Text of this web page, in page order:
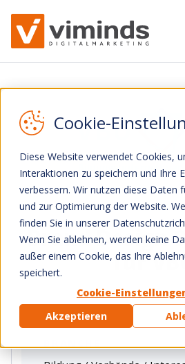
Diese Website verwendet Cookies,
Interaktionen zu speichern und Ihre
verbessern. Wir nutzen diese Daten
und zur Optimierung der Website.
finden Sie in unserer
Wenn Sie ablehnen, werden keine
außer einem Cookie, das Ihre
speichert.
Cookie-
Akzeptieren
Brand Design
für